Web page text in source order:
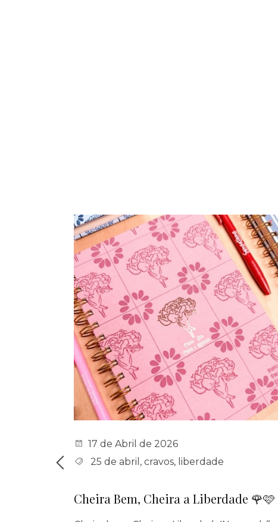
17 de Abril de 2026
25 de abril , cravos, liberdade
Cheira Bem, Cheira a Liberdade 🌹🩷